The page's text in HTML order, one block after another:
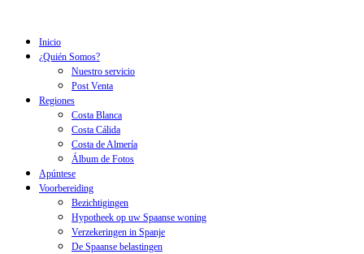
Inicio
¿Quién Somos?
Nuestro servicio
Post Venta
Regiones
Costa Blanca
Costa Cálida
Costa de Almería
Álbum de Fotos
Apúntese
Voorbereiding
Bezichtigingen
Hypotheek op uw Spaanse woning
Verzekeringen in Spanje
De Spaanse belastingen